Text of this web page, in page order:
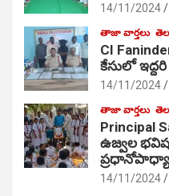
14/11/2024
తాజా వార్తలు
CI
కేసులో
14/11/2024
తాజా వార్తలు
Principal
ఉజ్వల
14/11/2024